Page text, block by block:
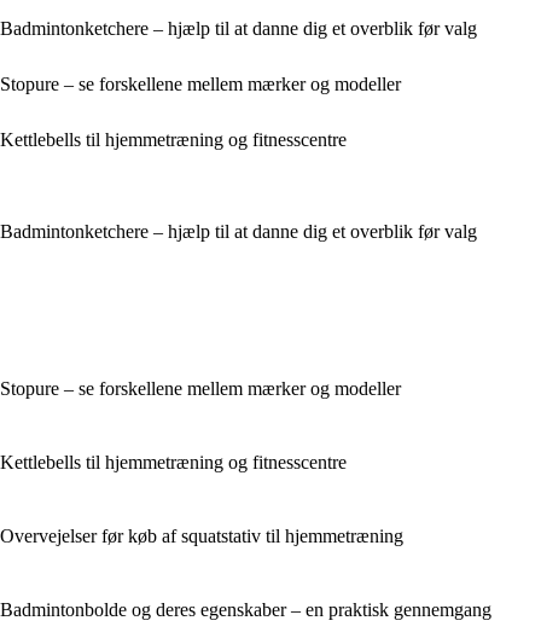
Badmintonketchere – hjælp til at danne dig et overblik før valg
Stopure – se forskellene mellem mærker og modeller
Kettlebells til hjemmetræning og fitnesscentre
Badmintonketchere – hjælp til at danne dig et overblik før valg
Stopure – se forskellene mellem mærker og modeller
Kettlebells til hjemmetræning og fitnesscentre
Overvejelser før køb af squatstativ til hjemmetræning
Badmintonbolde og deres egenskaber – en praktisk gennemgang